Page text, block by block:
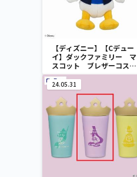
【ディズニー】【Cデュー
イ】ダックファミリー マ
スコット ブレザーコスチ
ューム
24.05.31